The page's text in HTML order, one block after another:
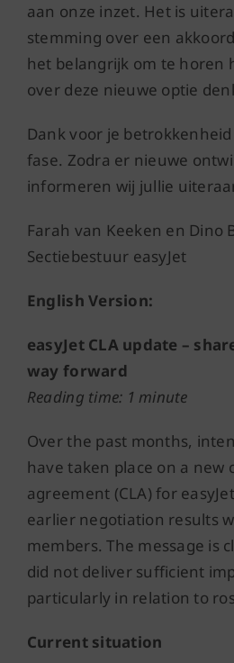
aan onze inzet. Het is
stemming over een
het belangrijk om te horen
over deze nieuwe optie
Dank voor je
fase. Zodra er nieuwe
informeren wij jullie
Farah van Keeken en Dino
Sectiebestuur easyJet
English Version:
easyJet CLA update –
way forward
Reading time: 1 minute
Over the past months,
have taken place on a new
agreement (CLA) for
earlier negotiation results
members. The message is
did not deliver sufficient
particularly in relation to
Current situation